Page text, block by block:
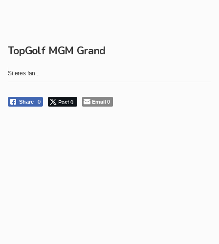
TopGolf MGM Grand
Si eres fan...
Share 0 Post 0 Email0